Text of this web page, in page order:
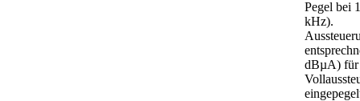
Pegel bei
kHz).
dBµA) für